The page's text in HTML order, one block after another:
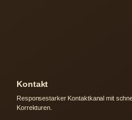
Kontakt
Responsestarker Kontaktkanal mit
Korrekturen.